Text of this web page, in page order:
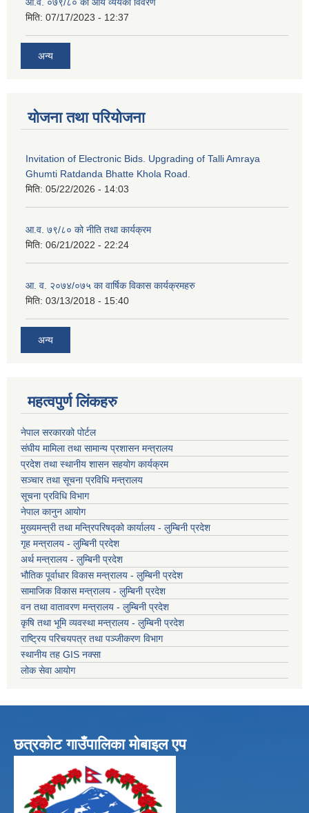
मिति: 07/17/2023 - 12:37
अन्य
योजना तथा परियोजना
Invitation of Electronic Bids. Upgrading of Talli Amraya
Ghumti Ratdanda Bhatte Khola Road.
मिति: 05/22/2026 - 14:03
आ.व. ७९/८० को नीति तथा कार्यक्रम
मिति: 06/21/2022 - 22:24
आ. व. २०७४/०७५ का वार्षिक विकास कार्यक्रमहरु
मिति: 03/13/2018 - 15:40
अन्य
महत्वपुर्ण लिंकहरु
नेपाल सरकारको पोर्टल
संघीय मामिला तथा सामान्य प्रशासन मन्त्रालय
प्रदेश तथा स्थानीय शासन सहयोग कार्यक्रम
सञ्चार तथा सूचना प्रविधि मन्त्रालय
सूचना प्रविधि विभाग
नेपाल कानुन आयोग
मुख्यमन्त्री तथा मन्त्रिपरिषद्को कार्यालय - लुम्बिनी प्रदेश
गृह मन्त्रालय - लुम्बिनी प्रदेश
अर्थ मन्त्रालय - लुम्बिनी प्रदेश
भौतिक पूर्वाधार विकास मन्त्रालय - लुम्बिनी प्रदेश
सामाजिक विकास मन्त्रालय - लुम्बिनी प्रदेश
वन तथा वातावरण मन्त्रालय - लुम्बिनी प्रदेश
कृषि तथा भूमि व्यवस्था मन्त्रालय - लुम्बिनी प्रदेश
राष्ट्रिय परिचयपत्र तथा पञ्जीकरण विभाग
स्थानीय तह GIS नक्सा
लोक सेवा आयोग
छत्रकोट गाउँपालिका मोबाइल एप